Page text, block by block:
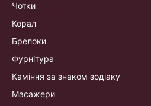
Чотки
Корал
Брелоки
Фурнітура
Каміння за знаком зодіаку
Масажери